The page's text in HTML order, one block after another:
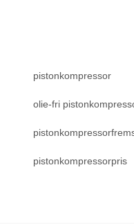
pistonkompressor
olie-fri
pistonkompressorpris